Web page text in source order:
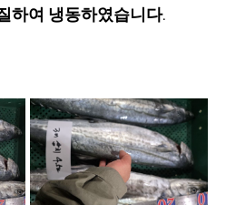
하여 냉동하였습니다.